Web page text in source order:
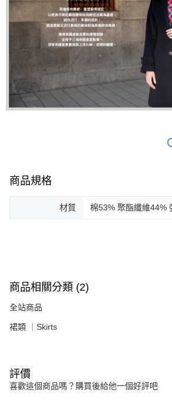
商品規格
材質 棉53% 聚酯纖維44%
商品相關分類 (2)
全站商品
裙類 ｜Skirts
評價
喜歡這個商品嗎？購買後給他一個好評吧